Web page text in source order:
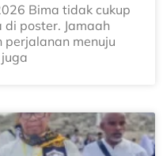
Bima tidak cukup
poster. Jamaah
perjalanan menuju